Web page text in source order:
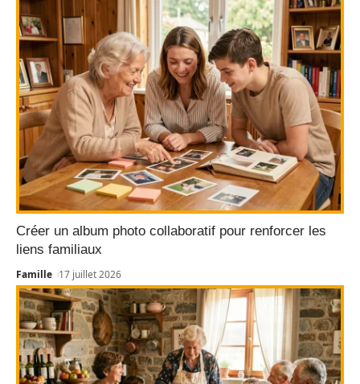
Créer un album photo collaboratif pour renforcer les
liens familiaux
Famille 17 juillet 2026